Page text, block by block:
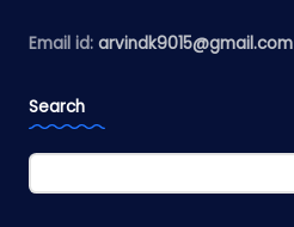
Email id: arvindk9015@gmail.com
Search